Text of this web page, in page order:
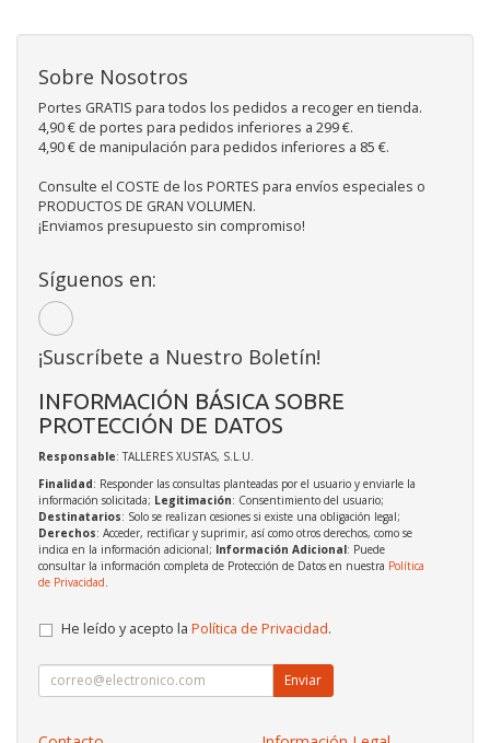
Sobre Nosotros
Portes GRATIS para todos los pedidos a recoger en tienda.
4,90 € de portes para pedidos inferiores a 299 €.
4,90 € de manipulación para pedidos inferiores a 85 €.
Consulte el COSTE de los PORTES para envíos especiales o
PRODUCTOS DE GRAN VOLUMEN.
¡Enviamos presupuesto sin compromiso!
Síguenos en:
¡Suscríbete a Nuestro Boletín!
INFORMACIÓN BÁSICA SOBRE
PROTECCIÓN DE DATOS
Responsable: TALLERES XUSTAS, S.L.U.
Finalidad: Responder las consultas planteadas por el usuario y enviarle la
información solicitada; Legitimación: Consentimiento del usuario;
Destinatarios: Solo se realizan cesiones si existe una obligación legal;
Derechos: Acceder, rectificar y suprimir, así como otros derechos, como se
indica en la información adicional; Información Adicional: Puede
consultar la información completa de Protección de Datos en nuestra Política
de Privacidad
He leído y acepto la Política de Privacidad.
Enviar